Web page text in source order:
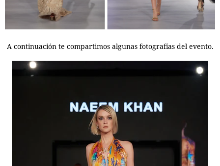
A continuación te compartimos algunas fotografías del evento.